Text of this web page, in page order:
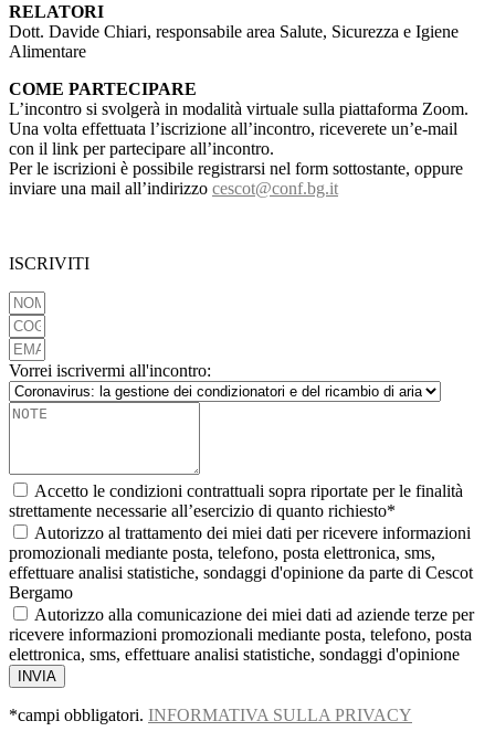
RELATORI
Dott. Davide Chiari, responsabile area Salute, Sicurezza e Igiene
Alimentare
COME PARTECIPARE
L’incontro si svolgerà in modalità virtuale sulla piattaforma Zoom.
Una volta effettuata l’iscrizione all’incontro, riceverete un’e-mail
con il link per partecipare all’incontro.
Per le iscrizioni è possibile registrarsi nel form sottostante, oppure
inviare una mail all’indirizzo cescot@conf.bg.it
ISCRIVITI
Vorrei iscrivermi all'incontro:
Accetto le condizioni contrattuali sopra riportate per le finalità
strettamente necessarie all’esercizio di quanto richiesto*
Autorizzo al trattamento dei miei dati per ricevere informazioni
promozionali mediante posta, telefono, posta elettronica, sms,
effettuare analisi statistiche, sondaggi d'opinione da parte di Cescot
Bergamo
Autorizzo alla comunicazione dei miei dati ad aziende terze per
ricevere informazioni promozionali mediante posta, telefono, posta
elettronica, sms, effettuare analisi statistiche, sondaggi d'opinione
INVIA
*campi obbligatori. INFORMATIVA SULLA PRIVACY